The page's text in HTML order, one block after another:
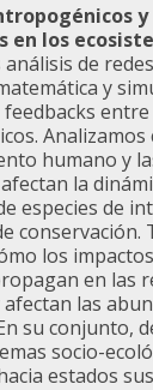
y
en los
de
y
entre
Analizamos
humano y
la
especies de
conservación.
los
en las
las
su conjunto,
socio-
estados